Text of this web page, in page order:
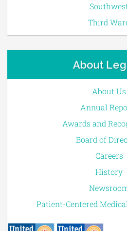
Third
About
About Us
Annual
Awards and
Board of
Careers
History
Patient-Centered